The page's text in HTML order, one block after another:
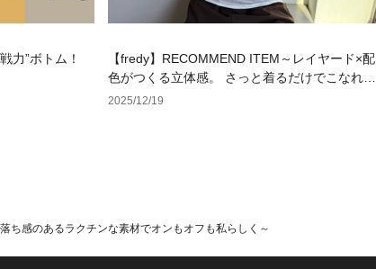
力”ボトム！
【fredy】RECOMMEND ITEM～レイヤード×配
色がつくる立体感。 さっと着るだけでこなれる
シアーリブロンT～
2025/12/19
ち感のあるラクチンな素材でオンもオフも私らしく～